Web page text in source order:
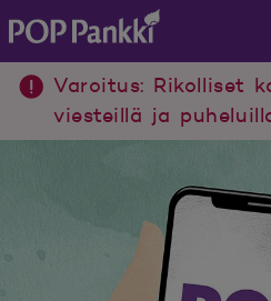
POP Pankki, etusivulle
Varoitus: Rikolliset
viesteillä ja